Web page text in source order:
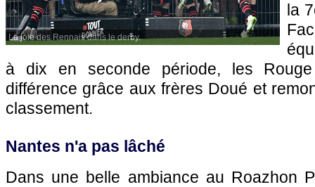
La joie des Rennais dans le derby.
la
à dix en seconde période, les
différence grâce aux frères Doué et
classement.
Nantes n'a pas lâché
Dans une belle ambiance au Roazhon